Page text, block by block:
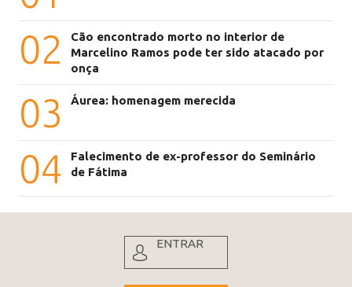
02
Cão encontrado morto no interior de
Marcelino Ramos pode ter sido atacado por
onça
03 Áurea: homenagem merecida
04
Falecimento de ex-professor do Seminário
de Fátima
ENTRAR